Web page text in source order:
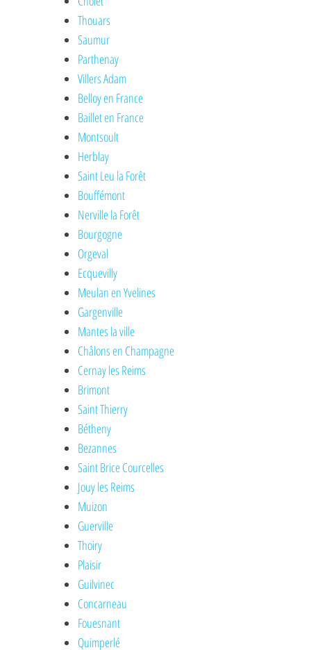
Thouars
Saumur
Parthenay
Villers Adam
Belloy en France
Baillet en France
Montsoult
Herblay
Saint Leu la Forêt
Bouffémont
Nerville la Forêt
Bourgogne
Orgeval
Ecquevilly
Meulan en Yvelines
Gargenville
Mantes la ville
Châlons en Champagne
Cernay les Reims
Brimont
Saint Thierry
Bétheny
Bezannes
Saint Brice Courcelles
Jouy les Reims
Muizon
Guerville
Thoiry
Plaisir
Guilvinec
Concarneau
Fouesnant
Quimperlé